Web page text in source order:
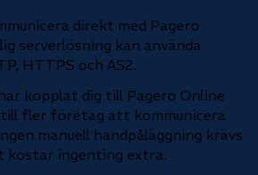
direkt med Pagero
serverlösning kan använda
HTTPS och AS2.
kopplat dig till Pagero Online
till fler företag att kommunicera
manuell handpåläggning krävs
kostar ingenting extra.